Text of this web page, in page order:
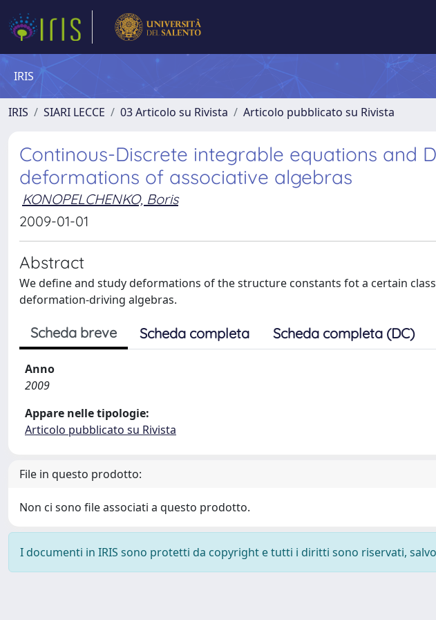
IRIS
IRIS SIARI LECCE 03 Articolo su Rivista Articolo pubblicato su Rivista
Continous-Discrete integrable equations and
deformations of associative algebras
KONOPELCHENKO, Boris
2009-01-01
Abstract
We define and study deformations of the structure constants fot a certain
deformation-driving algebras.
Scheda breve Scheda completa Scheda completa (DC)
Anno
2009
Appare nelle tipologie:
Articolo pubblicato su Rivista
File in questo prodotto:
Non ci sono file associati a questo prodotto.
I documenti in IRIS sono protetti da copyright e tutti i diritti sono riservati,